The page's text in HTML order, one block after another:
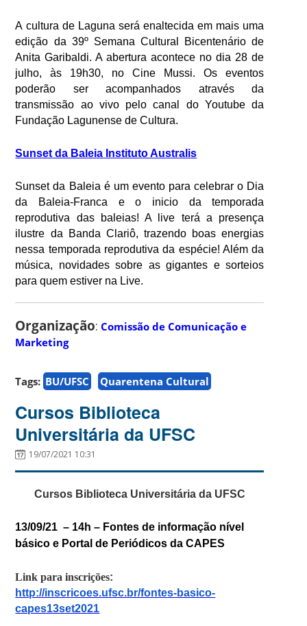
A cultura de Laguna será enaltecida em mais uma
edição da 39º Semana Cultural Bicentenário de
Anita Garibaldi. A abertura acontece no dia 28 de
julho, às 19h30, no Cine Mussi. Os eventos
poderão ser acompanhados através da
transmissão ao vivo pelo canal do Youtube da
Fundação Lagunense de Cultura.
Sunset da Baleia Instituto Australis
Sunset da Baleia é um evento para celebrar o Dia
da Baleia-Franca e o inicio da temporada
reprodutiva das baleias! A live terá a presença
ilustre da Banda Clariô, trazendo boas energias
nessa temporada reprodutiva da espécie! Além da
música, novidades sobre as gigantes e sorteios
para quem estiver na Live.
Organização: Comissão de Comunicação e
Marketing
Tags: BU/UFSC Quarentena Cultural
Cursos Biblioteca
Universitária da UFSC
19/07/2021 10:31
Cursos Biblioteca Universitária da UFSC
13/09/21 – 14h – Fontes de informação nível
básico e Portal de Periódicos da CAPES
Link para inscrições:
http://inscricoes.ufsc.br/fontes-basico-
capes13set2021